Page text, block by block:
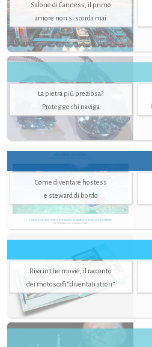
Salone di Canness, il primo
amore non si scorda mai
La pietra più preziosa?
Protegge chi naviga
Come diventare hostess
e steward di bordo
Riva in the movie, il racconto
dei motoscafi “diventati attori”